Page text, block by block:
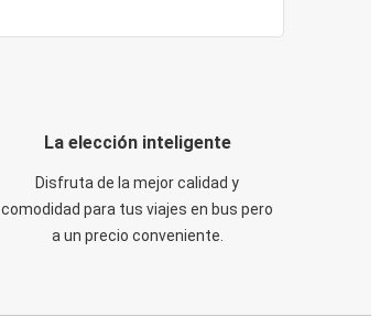
La elección inteligente
Disfruta de la mejor calidad y
comodidad para tus viajes en bus pero
a un precio conveniente.